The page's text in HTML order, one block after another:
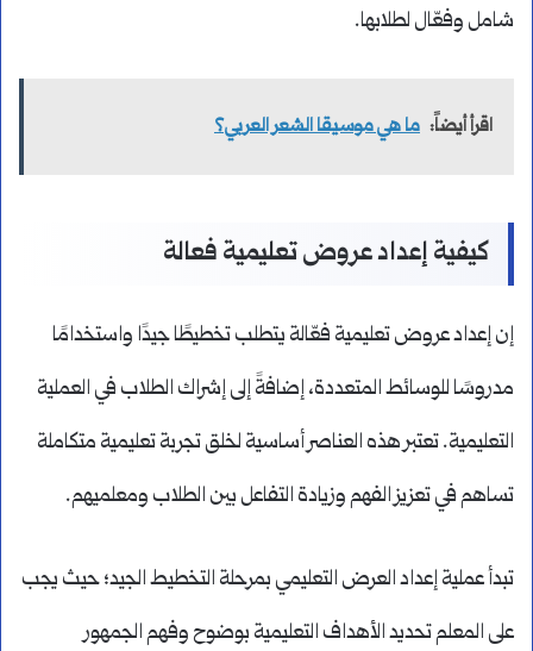
شامل وفعّال لطلابها.
اقرأ أيضاً: ما هي موسيقا الشعر العربي؟
كيفية إعداد عروض تعليمية فعالة
إن إعداد عروض تعليمية فعّالة يتطلب تخطيطًا جيدًا واستخدامًا
مدروسًا للوسائط المتعددة، إضافةً إلى إشراك الطلاب في العملية
التعليمية. تعتبر هذه العناصر أساسية لخلق تجربة تعليمية متكاملة
تساهم في تعزيز الفهم وزيادة التفاعل بين الطلاب ومعلميهم.
تبدأ عملية إعداد العرض التعليمي بمرحلة التخطيط الجيد؛ حيث يجب
على المعلم تحديد الأهداف التعليمية بوضوح وفهم الجمهور